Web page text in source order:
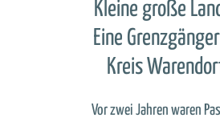
Kleine große
Eine
Kreis
Vor zwei Jahren waren